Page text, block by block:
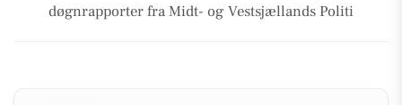
døgnrapporter fra Midt- og Vestsjællands Politi